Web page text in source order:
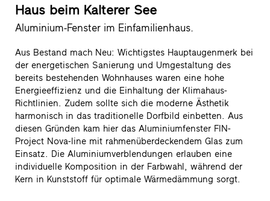
Haus beim Kalterer See
Aluminium-Fenster im Einfamilienhaus.
Aus Bestand mach Neu: Wichtigstes Hauptaugenmerk bei
der energetischen Sanierung und Umgestaltung des
bereits bestehenden Wohnhauses waren eine hohe
Energieeffizienz und die Einhaltung der Klimahaus-
Richtlinien. Zudem sollte sich die moderne Ästhetik
harmonisch in das traditionelle Dorfbild einbetten. Aus
diesen Gründen kam hier das Aluminiumfenster FIN-
Project Nova-line mit rahmenüberdeckendem Glas zum
Einsatz. Die Aluminiumverblendungen erlauben eine
individuelle Komposition in der Farbwahl, während der
Kern in Kunststoff für optimale Wärmedämmung sorgt.